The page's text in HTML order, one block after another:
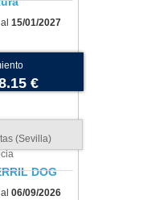
al 15/01/2027
€
(Sevilla)
DOG
al 06/09/2026